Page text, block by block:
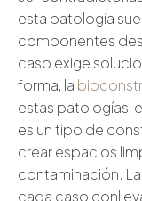
esta patología
componentes
caso exige
forma, la
estas patologías,
es un tipo de
crear espacios
contaminación.
cada caso